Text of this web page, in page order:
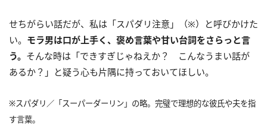
せちがらい話だが、私は「スパダリ注意」（※）と呼びかけた
い。 モラ男は口が上手く、褒め言葉や甘い台詞をさらっと言
う。 そんな時は「できすぎじゃねえか？ こんなうまい話が
あるか？」と疑う心も片隅に持っておいてほしい。
※スパダリ／「スーパーダーリン」の略。完璧で理想的な彼氏や夫を指
す言葉。